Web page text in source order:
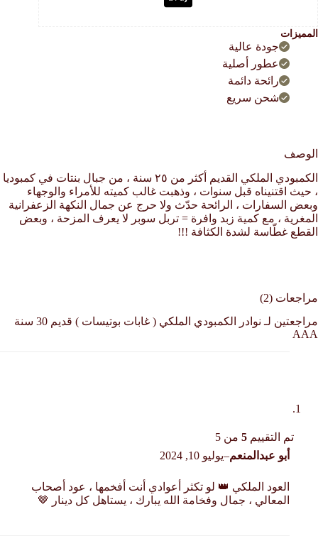
المميزات
جودة عالية
عطور أصلية
رائحة دائمة
شحن سريع
الوصف
الكمبودي الملكي القديم أكثر من ٢٥ سنة ، من جبال بنتات في كمبوديا
، حيث اقتنيناه قبل سنوات ، وذهبت غالب كميته للأمراء والوجهاء
وبعض السفارات ، الرائحة حدّث ولا حرج عن جمال النكهة الزعفرانية
المغرية ، مع كمية زبد وافرة = تربل سوبر لا يعرف المزحة ، وبعض
القطع غطّاسة لشدة الكثافة !!!
مراجعات (2)
مراجعتين لـ
نوادر الكمبودي الملكي ( غابات بوتيسات ) قديم 30 سنة
AAA
تم التقييم 5من 5
أبو عبدالمنعم–يوليو 10, 2024
العود الملكي 👑 لو تكثر أعوادي أنت أفخمها ، عود أصحاب
المعالي ، جمال وفخامة الله يبارك ، يستاهل كل دينار 🤎